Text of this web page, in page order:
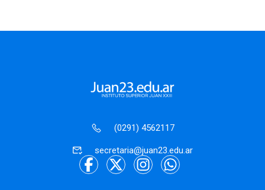
(0291) 4562117
secretaria@juan23.edu.ar